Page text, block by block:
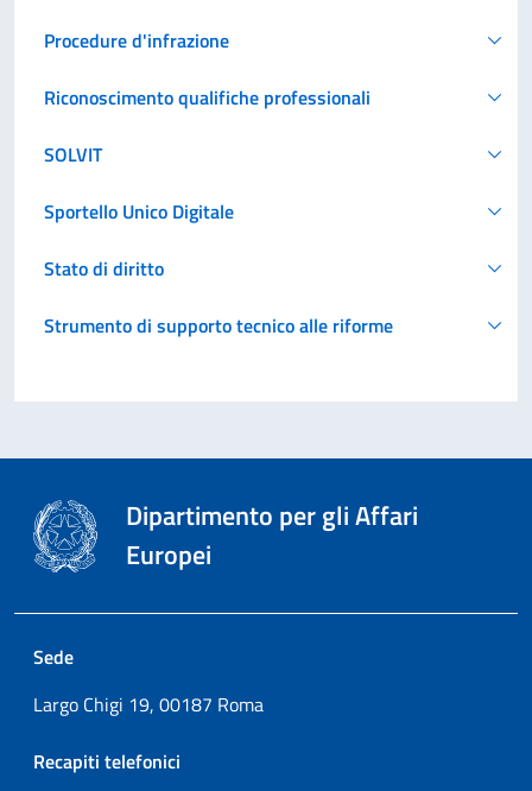
Procedure d'infrazione
Riconoscimento qualifiche professionali
SOLVIT
Sportello Unico Digitale
Stato di diritto
Strumento di supporto tecnico alle riforme
Dipartimento per gli Affari
Europei
Sede
Largo Chigi 19, 00187 Roma
Recapiti telefonici